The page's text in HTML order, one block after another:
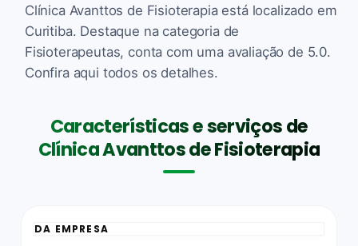
Clínica Avanttos de Fisioterapia está localizado em
Curitiba. Destaque na categoria de
Fisioterapeutas, conta com uma avaliação de 5.0.
Confira aqui todos os detalhes.
Características e serviços de
Clínica Avanttos de Fisioterapia
DA EMPRESA